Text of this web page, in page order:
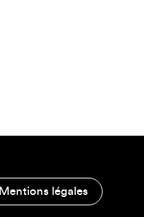
Mentions légales